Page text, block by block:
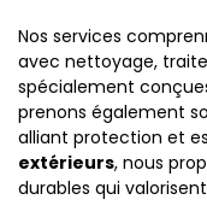
Nos services
avec nettoyage,
spécialement
prenons également
alliant protection et
extérieurs, nous
durables qui